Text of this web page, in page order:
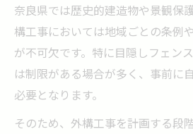
奈良県では歴史的建造物や景観保
構工事においては地域ごとの条例
が不可欠です。特に目隠しフェン
は制限がある場合が多く、事前に
必要となります。
そのため、外構工事を計画する段